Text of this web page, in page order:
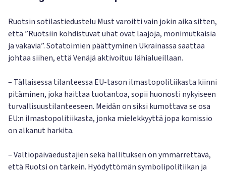
Ruotsin sotilastiedustelu Must varoitti vain jokin aika sitten,
että ”Ruotsiin kohdistuvat uhat ovat laajoja, monimutkaisia
ja vakavia”. Sotatoimien päättyminen Ukrainassa saattaa
johtaa siihen, että Venäjä aktivoituu lähialueillaan.
– Tällaisessa tilanteessa EU-tason ilmastopolitiikasta kiinni
pitäminen, joka haittaa tuotantoa, sopii huonosti nykyiseen
turvallisuustilanteeseen. Meidän on siksi kumottava se osa
EU:n ilmastopolitiikasta, jonka mielekkyyttä jopa komissio
on alkanut harkita.
– Valtiopäiväedustajien sekä hallituksen on ymmärrettävä,
että Ruotsi on tärkein. Hyödyttömän symbolipolitiikan ja